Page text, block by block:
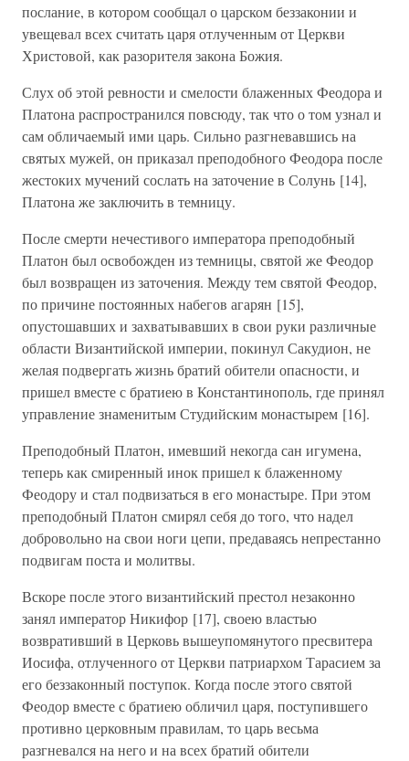
послание, в котором сообщал о царском беззаконии и
увещевал всех считать царя отлученным от Церкви
Христовой, как разорителя закона Божия.
Слух об этой ревности и смелости блаженных Феодора и
Платона распространился повсюду, так что о том узнал и
сам обличаемый ими царь. Сильно разгневавшись на
святых мужей, он приказал преподобного Феодора после
жестоких мучений сослать на заточение в Солунь [14],
Платона же заключить в темницу.
После смерти нечестивого императора преподобный
Платон был освобожден из темницы, святой же Феодор
был возвращен из заточения. Между тем святой Феодор,
по причине постоянных набегов агарян [15],
опустошавших и захватывавших в свои руки различные
области Византийской империи, покинул Сакудион, не
желая подвергать жизнь братий обители опасности, и
пришел вместе с братиею в Константинополь, где принял
управление знаменитым Студийским монастырем [16].
Преподобный Платон, имевший некогда сан игумена,
теперь как смиренный инок пришел к блаженному
Феодору и стал подвизаться в его монастыре. При этом
преподобный Платон смирял себя до того, что надел
добровольно на свои ноги цепи, предаваясь непрестанно
подвигам поста и молитвы.
Вскоре после этого византийский престол незаконно
занял император Никифор [17], своею властью
возвративший в Церковь вышеупомянутого пресвитера
Иосифа, отлученного от Церкви патриархом Тарасием за
его беззаконный поступок. Когда после этого святой
Феодор вместе с братиею обличил царя, поступившего
противно церковным правилам, то царь весьма
разгневался на него и на всех братий обители